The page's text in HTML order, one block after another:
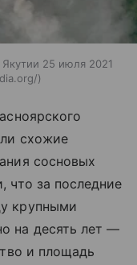
25 июля 2021
схожие
сосновых
что за последние
крупными
на десять лет —
и площадь